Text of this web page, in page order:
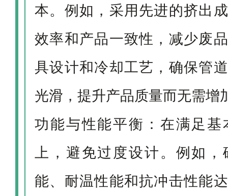
本。例如，采用先进的挤出
效率和产品一致性，减少废
具设计和冷却工艺，确保管
光滑，提升产品质量而无需增
功能与性能平衡：在满足基
上，避免过度设计。例如
能、耐温性能和抗冲击性能